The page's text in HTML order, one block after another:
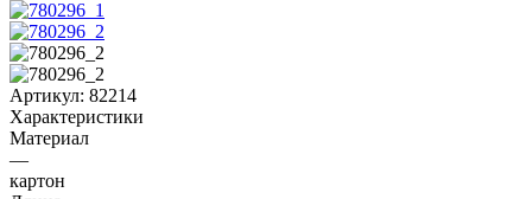
Артикул: 82214
Характеристики
Материал
—
картон